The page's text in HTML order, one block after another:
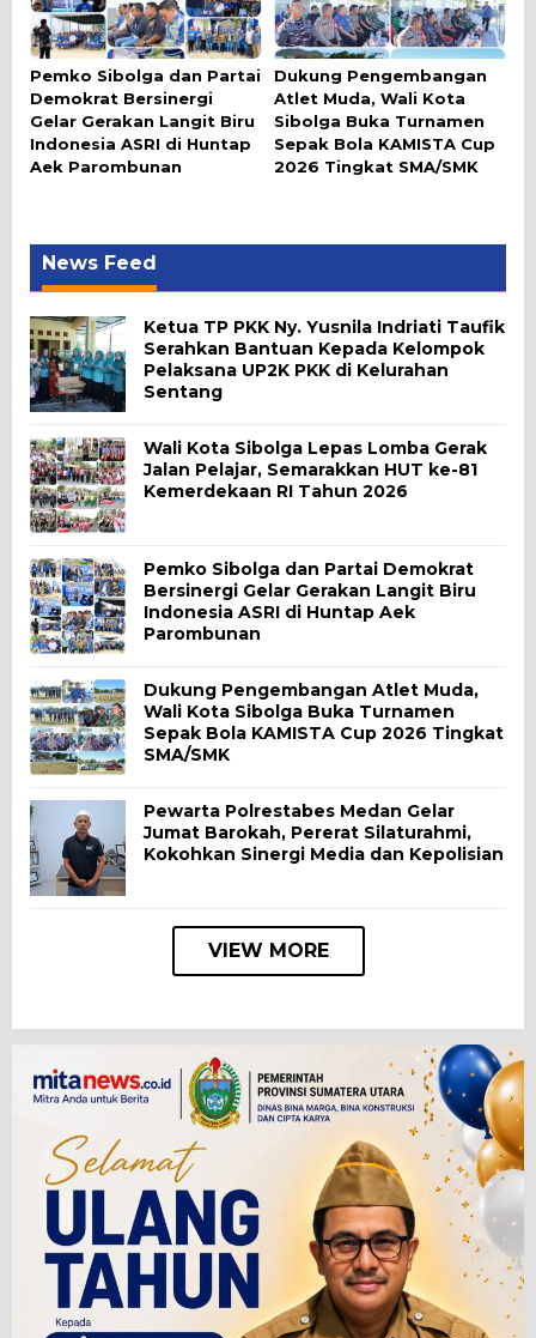
Pemko Sibolga dan Partai
Demokrat Bersinergi
Gelar Gerakan Langit Biru
Indonesia ASRI di Huntap
Aek Parombunan
Dukung Pengembangan
Atlet Muda, Wali Kota
Sibolga Buka Turnamen
Sepak Bola KAMISTA Cup
2026 Tingkat SMA/SMK
News Feed
Ketua TP PKK Ny. Yusnila Indriati Taufik
Serahkan Bantuan Kepada Kelompok
Pelaksana UP2K PKK di Kelurahan
Sentang
Wali Kota Sibolga Lepas Lomba Gerak
Jalan Pelajar, Semarakkan HUT ke-81
Kemerdekaan RI Tahun 2026
Pemko Sibolga dan Partai Demokrat
Bersinergi Gelar Gerakan Langit Biru
Indonesia ASRI di Huntap Aek
Parombunan
Dukung Pengembangan Atlet Muda,
Wali Kota Sibolga Buka Turnamen
Sepak Bola KAMISTA Cup 2026 Tingkat
SMA/SMK
Pewarta Polrestabes Medan Gelar
Jumat Barokah, Pererat Silaturahmi,
Kokohkan Sinergi Media dan Kepolisian
VIEW MORE